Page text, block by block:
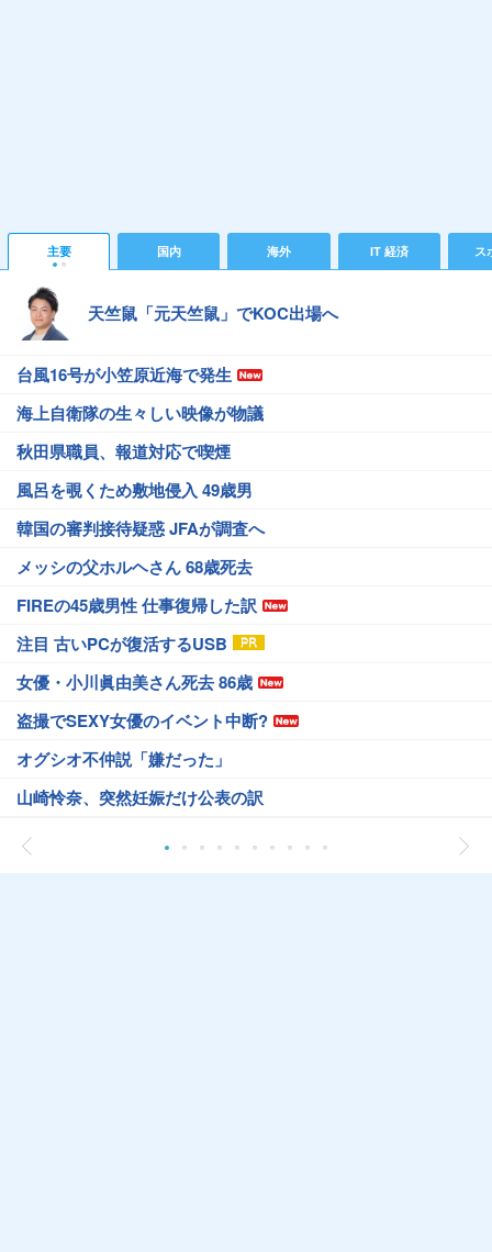
主要 国内 海外 IT 経済 ス
天竺鼠「元天竺鼠」でKOC出場へ
台風16号が小笠原近海で発生
海上自衛隊の生々しい映像が物議
秋田県職員、報道対応で喫煙
風呂を覗くため敷地侵入 49歳男
韓国の審判接待疑惑 JFAが調査へ
メッシの父ホルヘさん 68歳死去
FIREの45歳男性 仕事復帰した訳
注目 古いPCが復活するUSB
女優・小川眞由美さん死去 86歳
盗撮でSEXY女優のイベント中断?
オグシオ不仲説「嫌だった」
山崎怜奈、突然妊娠だけ公表の訳